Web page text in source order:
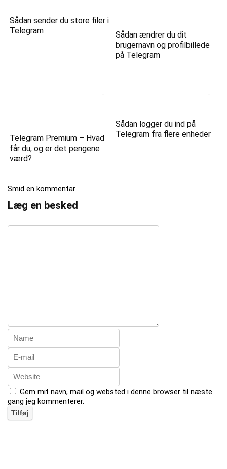
Sådan sender du store filer i
Telegram
Sådan ændrer du dit
brugernavn og profilbillede
på Telegram
Telegram Premium – Hvad
får du, og er det pengene
værd?
Sådan logger du ind på
Telegram fra flere enheder
Smid en kommentar
Læg en besked
Gem mit navn, mail og websted i denne browser til næste
gang jeg kommenterer.